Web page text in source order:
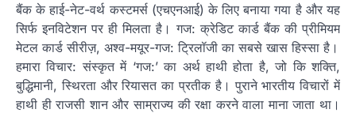
बैंक के हाई-नेट-वर्थ कस्टमर्स (एचएनआई) के लिए बनाया गया है और यह
सिर्फ इनविटेशन पर ही मिलता है। गज: क्रेडिट कार्ड बैंक की प्रीमियम
मेटल कार्ड सीरीज़, अश्व-मयूर-गज: ट्रिलॉजी का सबसे खास हिस्सा है।
हमारा विचार: संस्कृत में ‘गज:’ का अर्थ हाथी होता है, जो कि शक्ति,
बुद्धिमानी, स्थिरता और रियासत का प्रतीक है। पुराने भारतीय विचारों में
हाथी ही राजसी शान और साम्राज्य की रक्षा करने वाला माना जाता था।